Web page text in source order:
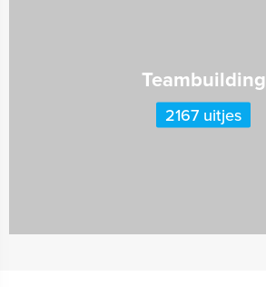
Teambuilding
2167 uitjes